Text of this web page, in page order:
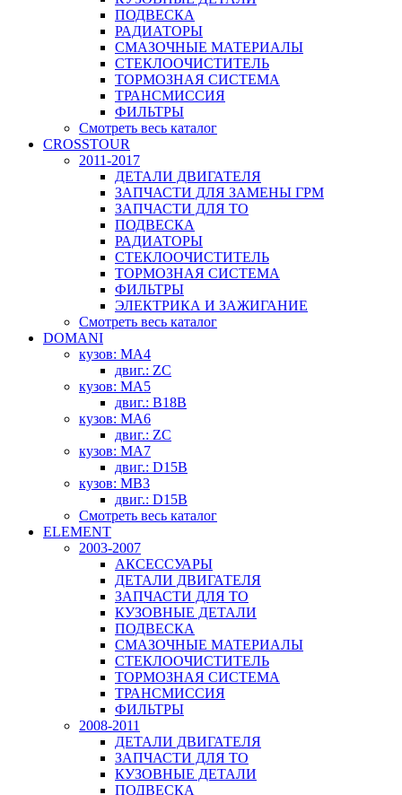
ПОДВЕСКА
РАДИАТОРЫ
СМАЗОЧНЫЕ МАТЕРИАЛЫ
СТЕКЛООЧИСТИТЕЛЬ
ТОРМОЗНАЯ СИСТЕМА
ТРАНСМИССИЯ
ФИЛЬТРЫ
Смотреть весь каталог
CROSSTOUR
2011-2017
ДЕТАЛИ ДВИГАТЕЛЯ
ЗАПЧАСТИ ДЛЯ ЗАМЕНЫ ГРМ
ЗАПЧАСТИ ДЛЯ ТО
ПОДВЕСКА
РАДИАТОРЫ
СТЕКЛООЧИСТИТЕЛЬ
ТОРМОЗНАЯ СИСТЕМА
ФИЛЬТРЫ
ЭЛЕКТРИКА И ЗАЖИГАНИЕ
Смотреть весь каталог
DOMANI
кузов: MA4
двиг.: ZC
кузов: MA5
двиг.: B18B
кузов: MA6
двиг.: ZC
кузов: MA7
двиг.: D15B
кузов: MB3
двиг.: D15B
Смотреть весь каталог
ELEMENT
2003-2007
АКСЕССУАРЫ
ДЕТАЛИ ДВИГАТЕЛЯ
ЗАПЧАСТИ ДЛЯ ТО
КУЗОВНЫЕ ДЕТАЛИ
ПОДВЕСКА
СМАЗОЧНЫЕ МАТЕРИАЛЫ
СТЕКЛООЧИСТИТЕЛЬ
ТОРМОЗНАЯ СИСТЕМА
ТРАНСМИССИЯ
ФИЛЬТРЫ
2008-2011
ДЕТАЛИ ДВИГАТЕЛЯ
ЗАПЧАСТИ ДЛЯ ТО
КУЗОВНЫЕ ДЕТАЛИ
ПОДВЕСКА